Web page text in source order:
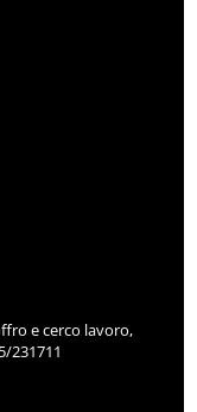
e cerco lavoro,
231711